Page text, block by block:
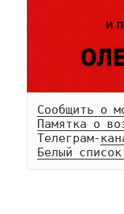
Сообщить о
Памятка о
Телеграм-
Белый